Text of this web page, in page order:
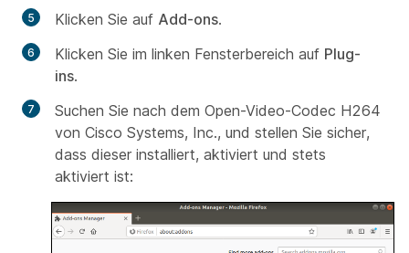
Klicken Sie auf Add-ons.
Klicken Sie im linken Fensterbereich auf Plug-
ins.
Suchen Sie nach dem Open-Video-Codec H264
von Cisco Systems, Inc., und stellen Sie sicher,
dass dieser installiert, aktiviert und stets
aktiviert ist: